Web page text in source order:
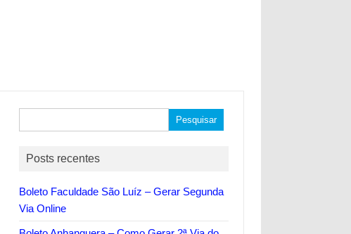
por:
Posts recentes
Boleto Faculdade São Luíz – Gerar Segunda
Via Online